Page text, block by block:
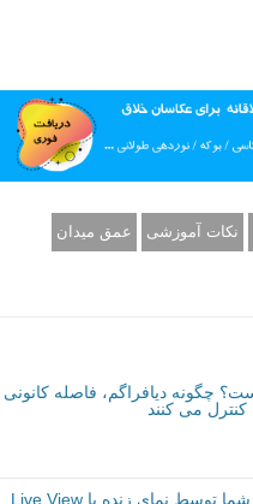
نکات آموزشی عمق میدان
چگونه دیافراگم، فاصله کانونی
می کنند